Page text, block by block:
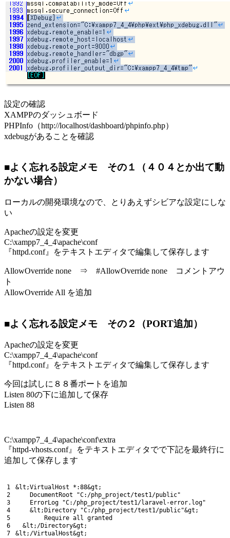
設定の確認
XAMPPのダッシュボード
PHPInfo（http://localhost/dashboard/phpinfo.php）
xdebugがあることを確認
■よく忘れる設定メモ その１（４０４とか出て動
かない場合）
ローカルの開発環境なので、とりあえずシビアな設定にしな
い
Apacheの設定を変更
C:\xampp7_4_4\apache\conf
『httpd.conf』をテキストエディタで編集して保存します
AllowOverride none ⇒ #AllowOverride none コメントアウ
ト
AllowOverride All を追加
■よく忘れる設定メモ その２（PORT追加）
Apacheの設定を変更
C:\xampp7_4_4\apache\conf
『httpd.conf』をテキストエディタで編集して保存します
今回は試しに８８番ポートを追加
Listen 80の下に追加して保存
Listen 88
C:\xampp7_4_4\apache\conf\extra
『httpd-vhosts.conf』をテキストエディタでで下記を最終行に
追加して保存します
1
2
3
4
5
6
7
&lt ;VirtualHost * :88&gt ;
DocumentRoot
"C:/php_project/test1/public"
ErrorLog
"C:/php_project/test1/laravel-error.log"
&lt ; Directory "C:/php_project/test1/public"&gt ;
Require all granted
&lt ; /Directory&gt ;
&lt ; /VirtualHost&gt ;